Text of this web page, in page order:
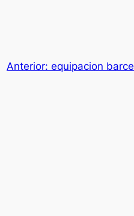
Anterior: equipacion